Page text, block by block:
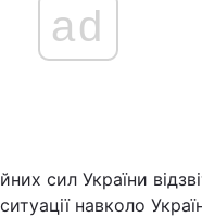
ad
сил України
навколо